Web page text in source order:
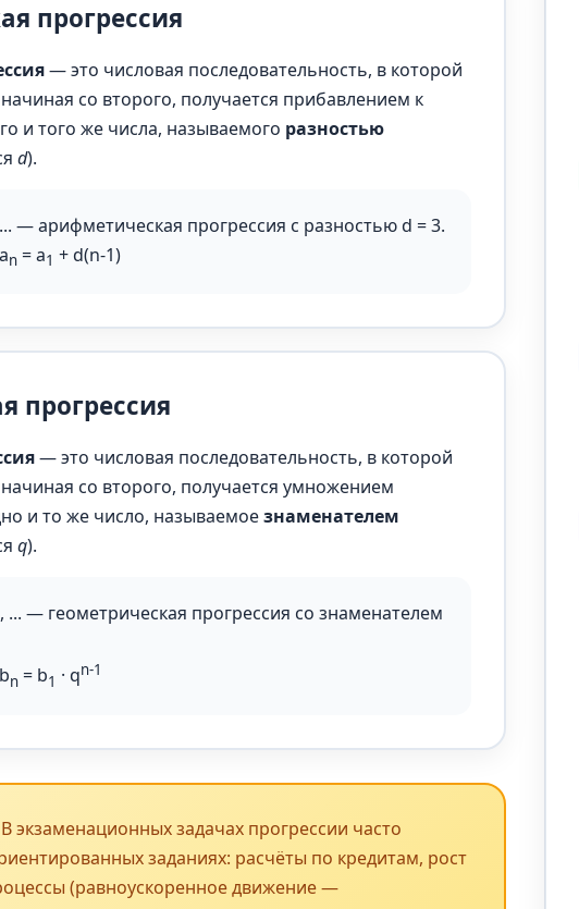
прогрессия
— это числовая последовательность, в которой
со второго, получается прибавлением к
и того же числа, называемого разностью
d).
— арифметическая прогрессия с разностью d = 3.
an = a1 + d(n-1)
прогрессия
— это числовая последовательность, в которой
со второго, получается умножением
и то же число, называемоезнаменателем
q).
... — геометрическая прогрессия со знаменателем
bn = b1 · qn-1
В экзаменационных задачах прогрессии часто
заданиях: расчёты по кредитам, рост
(равноускоренное движение —